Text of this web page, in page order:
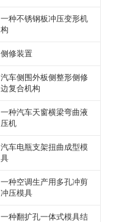
一种不锈钢板冲压变形机
构
侧修装置
汽车侧围外板侧整形侧修
边复合机构
一种汽车天窗横梁弯曲液
压机
汽车电瓶支架扭曲成型模
具
一种空调生产用多孔冲剪
冲压模具
一种翻扩孔一体式模具结